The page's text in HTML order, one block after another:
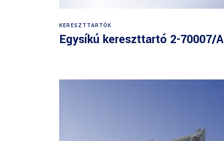
KERESZTTARTÓK
Egysíkú kereszttartó 2-70007/A